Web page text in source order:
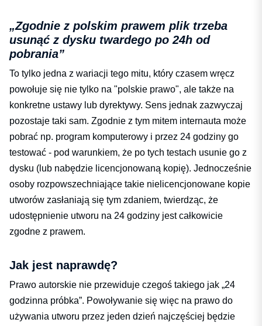
„Zgodnie z polskim prawem plik trzeba
usunąć z dysku twardego po 24h od
pobrania”
To tylko jedna z wariacji tego mitu, który czasem wręcz
powołuje się nie tylko na "polskie prawo", ale także na
konkretne ustawy lub dyrektywy. Sens jednak zazwyczaj
pozostaje taki sam. Zgodnie z tym mitem internauta może
pobrać np. program komputerowy i przez 24 godziny go
testować - pod warunkiem, że po tych testach usunie go z
dysku (lub nabędzie licencjonowaną kopię). Jednocześnie
osoby rozpowszechniające takie nielicencjonowane kopie
utworów zasłaniają się tym zdaniem, twierdząc, że
udostępnienie utworu na 24 godziny jest całkowicie
zgodne z prawem.
Jak jest naprawdę?
Prawo autorskie nie przewiduje czegoś takiego jak „24
godzinna próbka”. Powoływanie się więc na prawo do
używania utworu przez jeden dzień najczęściej będzie